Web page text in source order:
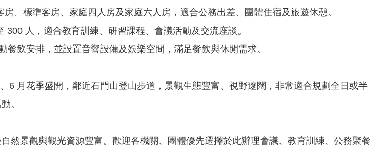
、標準客房、家庭四人房及家庭六人房，適合公務出差、團體住宿及旅遊休憩。
人，適合教育訓練、研習課程、會議活動及交流座談。
飲安排，並設置音響設備及娛樂空間，滿足餐飲與休閒需求。
6 月花季盛開，鄰近石門山登山步道，景觀生態豐富、視野遼闊，非常適合規劃全日或半
。
然景觀與觀光資源豐富。歡迎各機關、團體優先選擇於此辦理會議、教育訓練、公務聚餐